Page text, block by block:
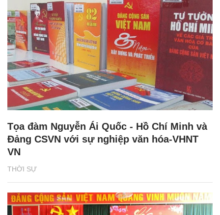
THỜI SỰ
Tọa đàm Nguyễn Ái Quốc - Hồ Chí Minh và
Đảng CSVN với sự nghiệp văn hóa-VHNT
VN